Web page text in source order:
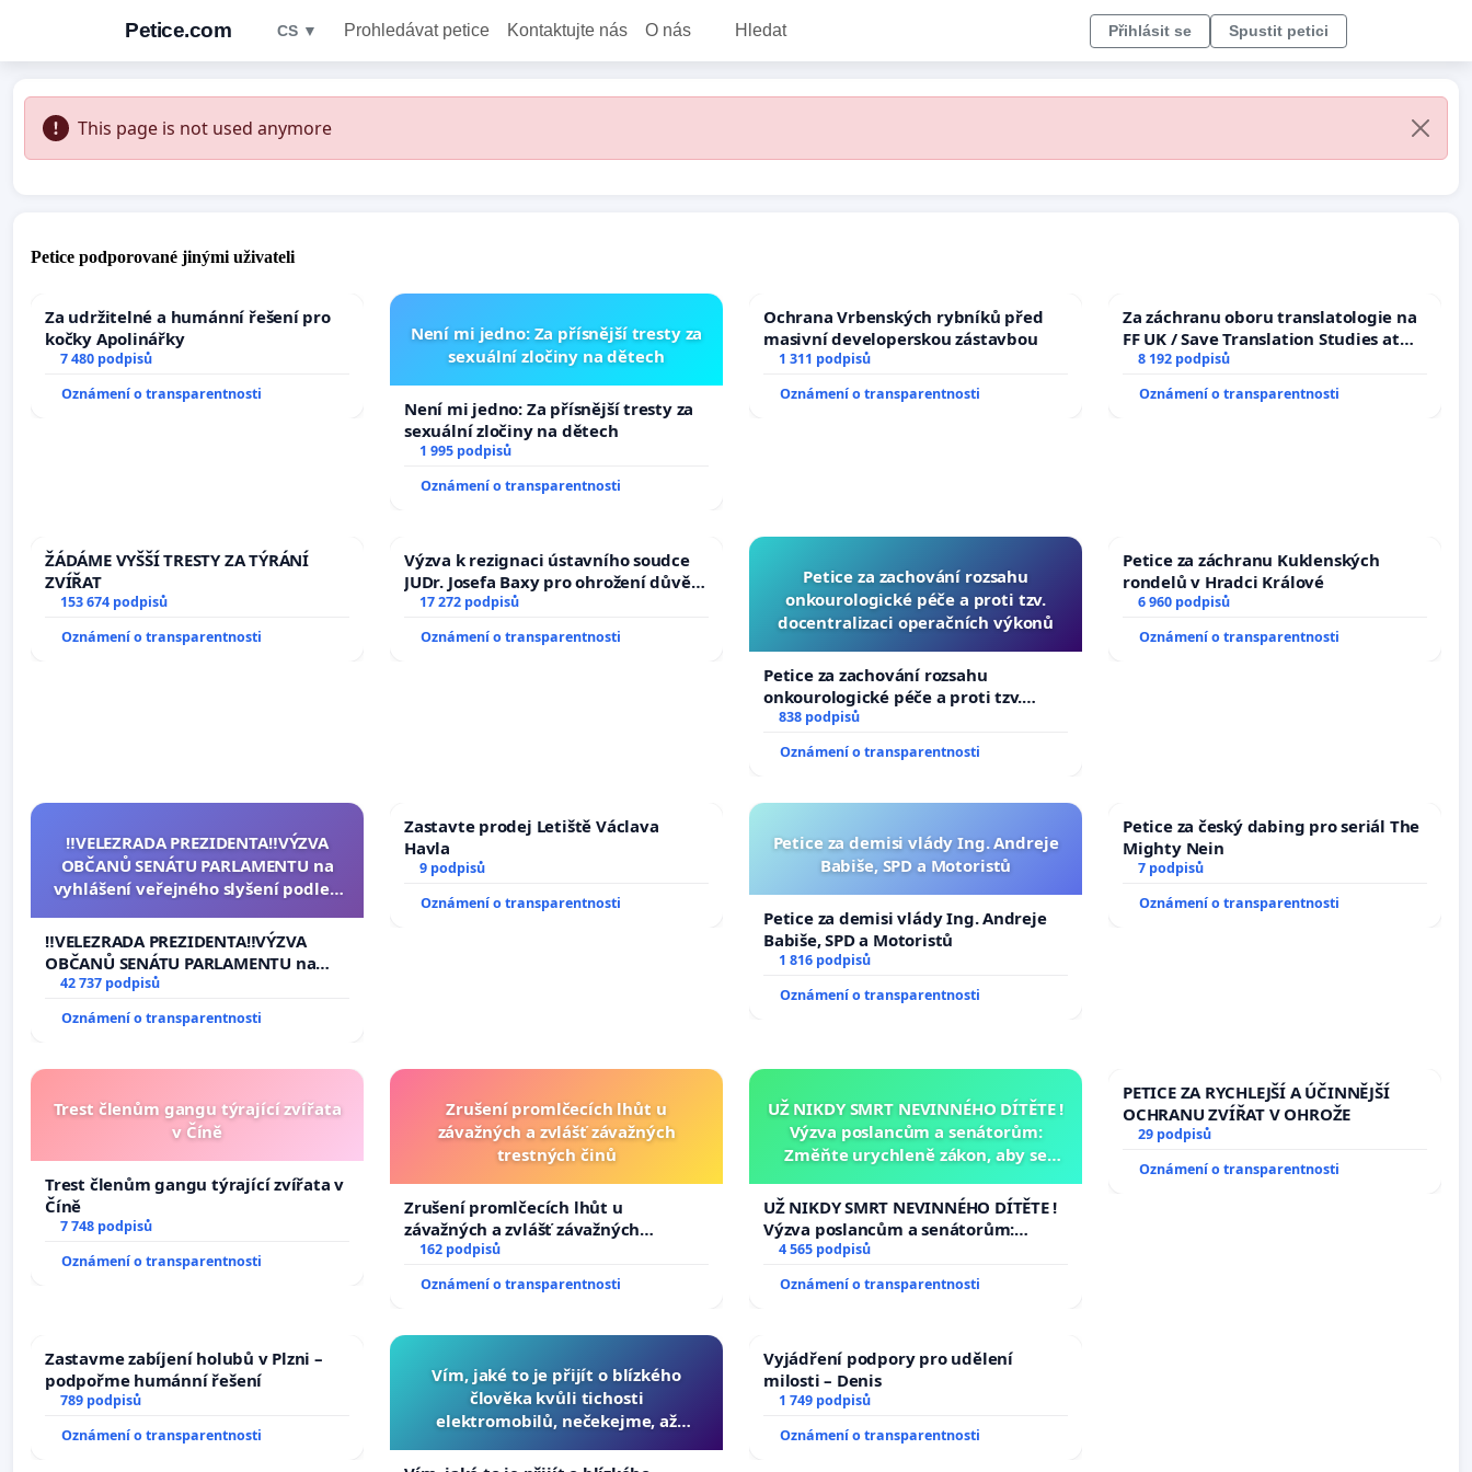
Petice.com CS ▼ Prohledávat petice Kontaktujte nás O nás Hledat Přihlásit se Spustit petici
This page is not used anymore
Petice podporované jinými uživateli
Za udržitelné a humánní řešení pro
kočky Apolinářky
7 480 podpisů
Oznámení o transparentnosti
Není mi jedno: Za přísnější tresty za
sexuální zločiny na dětech
Není mi jedno: Za přísnější tresty za
sexuální zločiny na dětech
1 995 podpisů
Oznámení o transparentnosti
Ochrana Vrbenských rybníků před
masivní developerskou zástavbou
1 311 podpisů
Oznámení o transparentnosti
Za záchranu oboru translatologie na
FF UK / Save Translation Studies at
the Faculty of Arts, Charles
University
8 192 podpisů
Oznámení o transparentnosti
ŽÁDÁME VYŠŠÍ TRESTY ZA TÝRÁNÍ
ZVÍŘAT
153 674 podpisů
Oznámení o transparentnosti
Výzva k rezignaci ústavního soudce
JUDr. Josefa Baxy pro ohrožení důvěry
ve spravedlivý proces
17 272 podpisů
Oznámení o transparentnosti
Petice za zachování rozsahu
onkourologické péče a proti tzv.
docentralizaci operačních výkonů
Petice za zachování rozsahu
onkourologické péče a proti tzv.
docentralizaci operačních výkonů
838 podpisů
Oznámení o transparentnosti
Petice za záchranu Kuklenských
rondelů v Hradci Králové
6 960 podpisů
Oznámení o transparentnosti
‼️VELEZRADA PREZIDENTA‼️VÝZVA
OBČANŮ SENÁTU PARLAMENTU na
vyhlášení veřejného slyšení podle §
na přijetí usnesení k podání ústavní
žaloby na prezidenta republiky
‼️VELEZRADA PREZIDENTA‼️VÝZVA
OBČANŮ SENÁTU PARLAMENTU na
vyhlášení veřejného slyšení podle §
144 jednacího řádu Senátu k návrhu
na přijetí usnesení k podání ústavní
42 737 podpisů
Oznámení o transparentnosti
Zastavte prodej Letiště Václava
Havla
9 podpisů
Oznámení o transparentnosti
Petice za demisi vlády Ing. Andreje
Babiše, SPD a Motoristů
Petice za demisi vlády Ing. Andreje
Babiše, SPD a Motoristů
1 816 podpisů
Oznámení o transparentnosti
Petice za český dabing pro seriál The
Mighty Nein
7 podpisů
Oznámení o transparentnosti
Trest členům gangu týrající zvířata
v Číně
Trest členům gangu týrající zvířata v
Číně
7 748 podpisů
Oznámení o transparentnosti
Zrušení promlčecích lhůt u
závažných a zvlášť závažných
trestných činů
Zrušení promlčecích lhůt u
závažných a zvlášť závažných
trestných činů
162 podpisů
Oznámení o transparentnosti
UŽ NIKDY SMRT NEVINNÉHO DÍTĚTE !
Výzva poslancům a senátorům:
Změňte urychleně zákon, aby se
opakovat!
UŽ NIKDY SMRT NEVINNÉHO DÍTĚTE !
Výzva poslancům a senátorům:
Změňte urychleně zákon, aby se
tragédie malé Viktorky už nemohla
opakovat!
4 565 podpisů
Oznámení o transparentnosti
PETICE ZA RYCHLEJŠÍ A ÚČINNĚJŠÍ
OCHRANU ZVÍŘAT V OHROŽE
29 podpisů
Oznámení o transparentnosti
Zastavme zabíjení holubů v Plzni –
podpořme humánní řešení
789 podpisů
Oznámení o transparentnosti
Vím, jaké to je přijít o blízkého
člověka kvůli tichosti
elektromobilů, nečekejme, až
auta!
Vyjádření podpory pro udělení
milosti – Denis
1 749 podpisů
Oznámení o transparentnosti